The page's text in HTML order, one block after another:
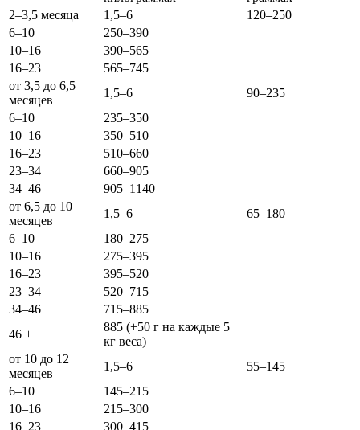
2–3,5 месяца
1,5–6
120–250
6–10
250–390
10–16
390–565
16–23
565–745
от 3,5 до 6,5
месяцев
1,5–6
90–235
6–10
235–350
10–16
350–510
16–23
510–660
23–34
660–905
34–46
905–1140
от 6,5 до 10
месяцев
1,5–6
65–180
6–10
180–275
10–16
275–395
16–23
395–520
23–34
520–715
34–46
715–885
46 +
885 (+50 г на каждые 5
кг веса)
от 10 до 12
месяцев
1,5–6
55–145
6–10
145–215
10–16
215–300
16–23
300–415